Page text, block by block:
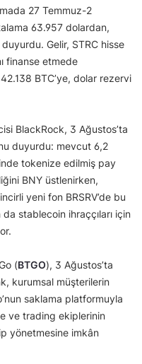
27 Temmuz-2
63.957 dolardan,
Gelir, STRC hisse
finanse etmede
BTC’ye, dolar rezervi
BlackRock, 3 Ağustos’ta
duyurdu: mevcut 6,2
tokenize edilmiş pay
BNY üstlenirken,
yeni fon BRSRV’de bu
stablecoin ihraççıları için
(BTGO), 3 Ağustos’ta
kurumsal müşterilerin
saklama platformuyla
ve trading ekiplerinin
yönetmesine imkân